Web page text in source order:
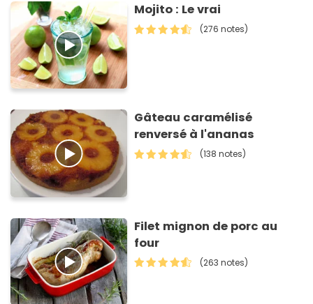
Mojito : Le vrai
(276 notes)
Gâteau caramélisé
renversé à l'ananas
(138 notes)
Filet mignon de porc au
four
(263 notes)